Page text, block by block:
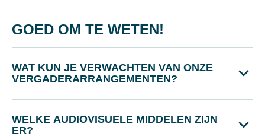
GOED OM TE WETEN!
WAT KUN JE VERWACHTEN VAN ONZE
VERGADERARRANGEMENTEN?
WELKE AUDIOVISUELE MIDDELEN ZIJN
ER?